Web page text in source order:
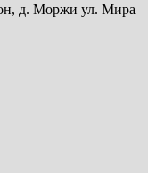
д. Моржи ул. Мира